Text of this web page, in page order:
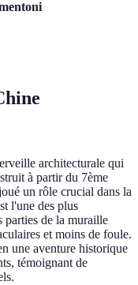
architecturale qui
à partir du 7ème
un rôle crucial dans la
l'une des plus
parties de la muraille
et moins de foule.
une aventure historique
témoignant de